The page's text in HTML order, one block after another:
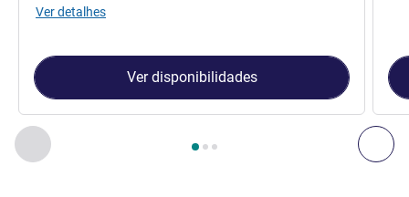
Anterior - Quarto
Página , Quarto 1 : Confortável com uma cama
Ver detalhes
Ver disponibilidades